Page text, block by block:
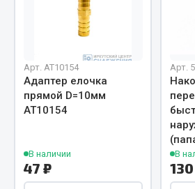
Автомобильный инструмент
Крепежный инструмент
Режущий инструмент
Силовое оборудование
Слесарный инструмент
Показать ещё
Арт. AT10154
Адаптер елочка
прямой D=10мм
АТ10154
В наличии
47 ₽
Арт.
В